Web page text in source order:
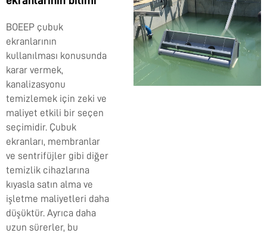
BOEEP çubuk
ekranlarının
kullanılması konusunda
karar vermek,
kanalizasyonu
temizlemek için zeki ve
maliyet etkili bir seçen
seçimidir. Çubuk
ekranları, membranlar
ve sentrifüjler gibi diğer
temizlik cihazlarına
kıyasla satın alma ve
işletme maliyetleri daha
düşüktür. Ayrıca daha
uzun sürerler, bu